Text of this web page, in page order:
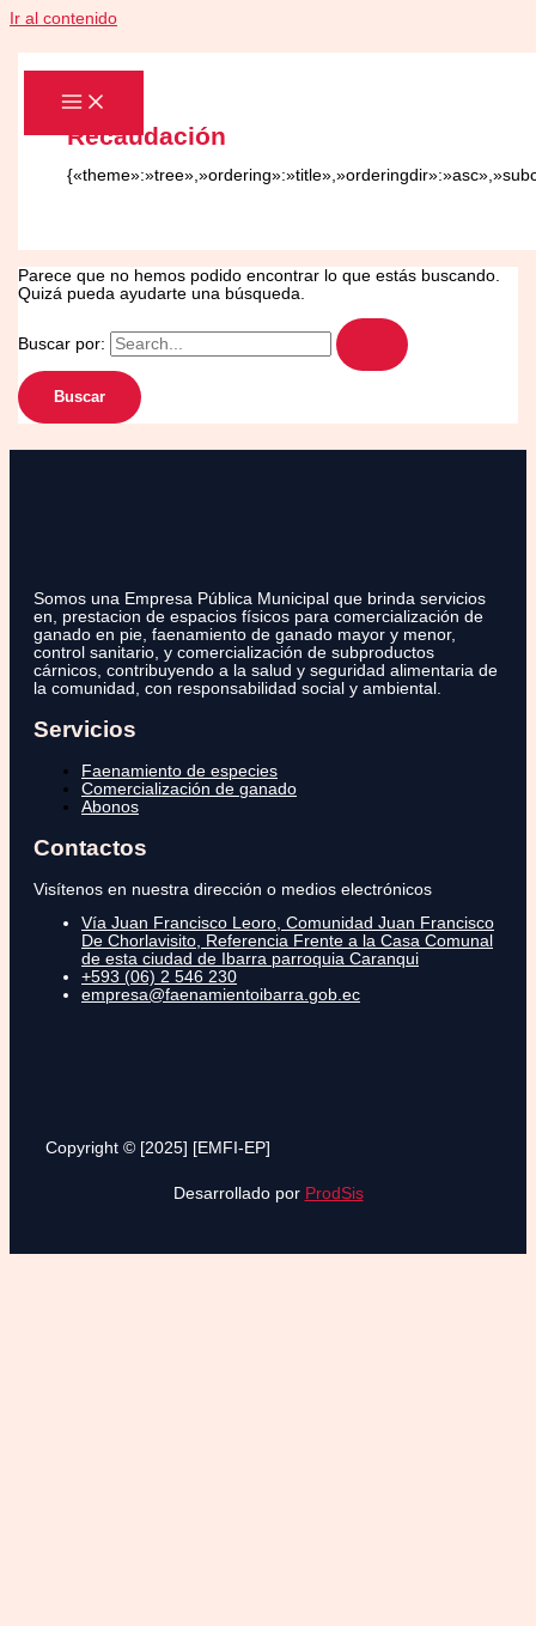
Ir al contenido
Recaudación
Parece que no hemos podido encontrar lo que estás buscando.
Quizá pueda ayudarte una búsqueda.
Buscar por:
Somos una Empresa Pública Municipal que brinda servicios
en, prestacion de espacios físicos para comercialización de
ganado en pie, faenamiento de ganado mayor y menor,
control sanitario, y comercialización de subproductos
cárnicos, contribuyendo a la salud y seguridad alimentaria de
la comunidad, con responsabilidad social y ambiental.
Servicios
Faenamiento de especies
Comercialización de ganado
Abonos
Contactos
Visítenos en nuestra dirección o medios electrónicos
Vía Juan Francisco Leoro, Comunidad Juan Francisco
De Chorlavisito, Referencia Frente a la Casa Comunal
de esta ciudad de Ibarra parroquia Caranqui
+593 (06) 2 546 230
empresa@faenamientoibarra.gob.ec
Copyright © [2025] [EMFI-EP]
Desarrollado por ProdSis